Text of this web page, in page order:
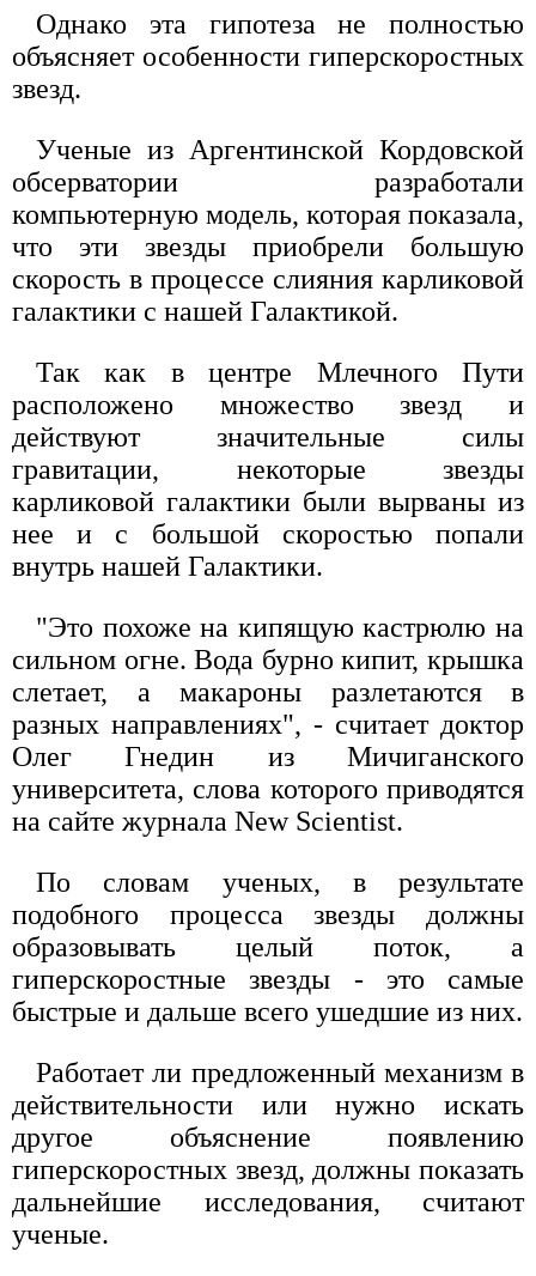
Однако эта гипотеза не полностью
объясняет особенности гиперскоростных
звезд.
Ученые из Аргентинской Кордовской
обсерватории разработали
компьютерную модель, которая показала,
что эти звезды приобрели большую
скорость в процессе слияния карликовой
галактики с нашей Галактикой.
Так как в центре Млечного Пути
расположено множество звезд и
действуют значительные силы
гравитации, некоторые звезды
карликовой галактики были вырваны из
нее и с большой скоростью попали
внутрь нашей Галактики.
"Это похоже на кипящую кастрюлю на
сильном огне. Вода бурно кипит, крышка
слетает, а макароны разлетаются в
разных направлениях", - считает доктор
Олег Гнедин из Мичиганского
университета, слова которого приводятся
на сайте журнала New Scientist.
По словам ученых, в результате
подобного процесса звезды должны
образовывать целый поток, а
гиперскоростные звезды - это самые
быстрые и дальше всего ушедшие из них.
Работает ли предложенный механизм в
действительности или нужно искать
другое объяснение появлению
гиперскоростных звезд, должны показать
дальнейшие исследования, считают
ученые.